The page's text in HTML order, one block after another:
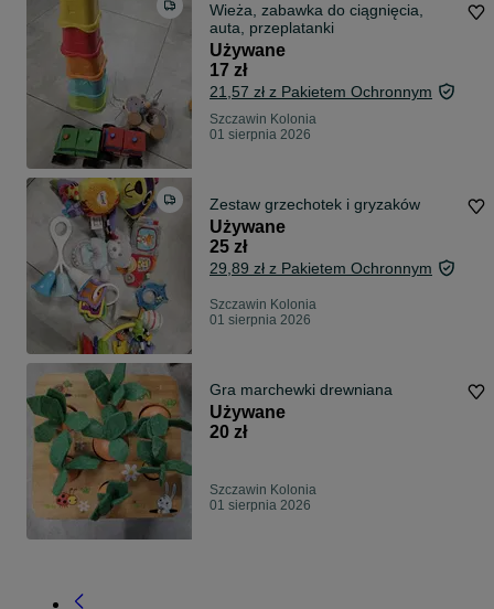
Wieża, zabawka do ciągnięcia,
auta, przeplatanki
Używane
17 zł
21,57 zł z Pakietem Ochronnym
Szczawin Kolonia
01 sierpnia 2026
Zestaw grzechotek i gryzaków
Używane
25 zł
29,89 zł z Pakietem Ochronnym
Szczawin Kolonia
01 sierpnia 2026
Gra marchewki drewniana
Używane
20 zł
Szczawin Kolonia
01 sierpnia 2026